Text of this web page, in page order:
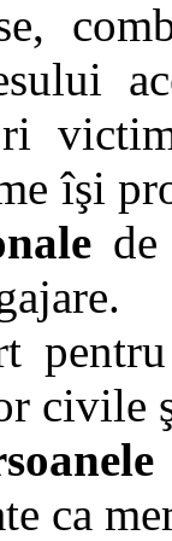
îşi
de
civile
ca